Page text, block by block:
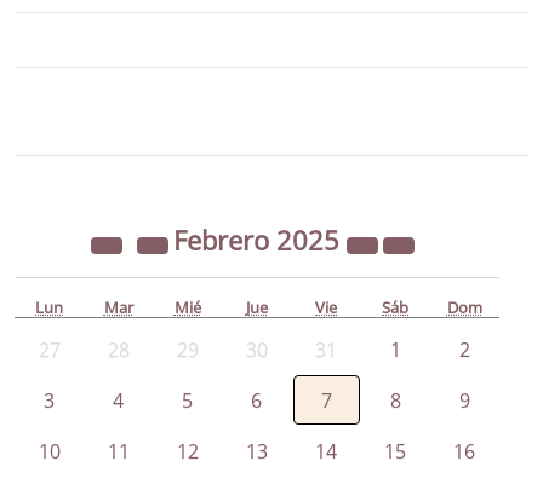
Febrero 2025
Lun Mar Mié Jue Vie Sáb Dom
27 28 29 30 31 1
2
3
4 5 6 7 8
9
10
11 12 13 14 15 16